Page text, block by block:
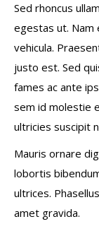
Sed rhoncus
egestas ut. Nam
vehicula.
justo est. Sed
fames ac ante
sem id molestie
ultricies suscipit
Mauris ornare
lobortis
ultrices.
amet gravida.